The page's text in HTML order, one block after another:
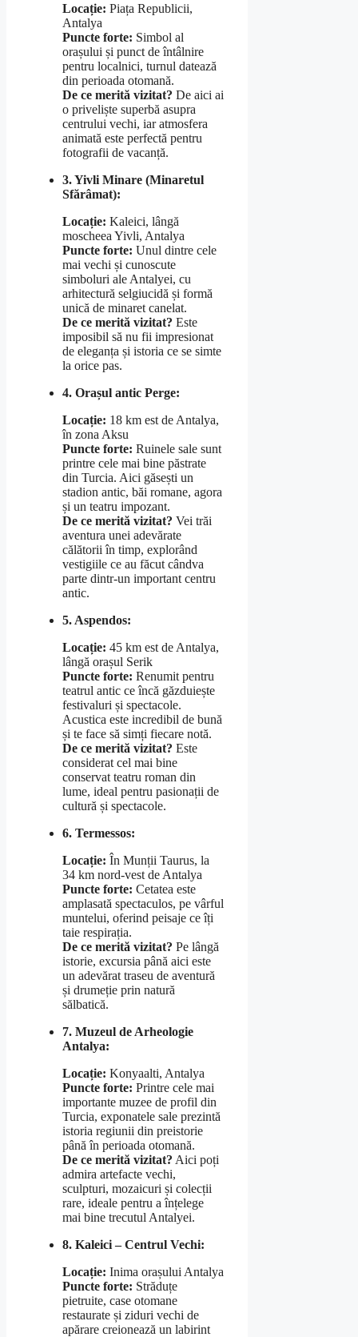
Locație: Piața Republicii,
Antalya
Puncte forte: Simbol al
orașului și punct de întâlnire
pentru localnici, turnul datează
din perioada otomană.
De ce merită vizitat? De aici ai
o priveliște superbă asupra
centrului vechi, iar atmosfera
animată este perfectă pentru
fotografii de vacanță.
3. Yivli Minare (Minaretul
Sfărâmat):
Locație: Kaleici, lângă
moscheea Yivli, Antalya
Puncte forte: Unul dintre cele
mai vechi și cunoscute
simboluri ale Antalyei, cu
arhitectură selgiucidă și formă
unică de minaret canelat.
De ce merită vizitat? Este
imposibil să nu fii impresionat
de eleganța și istoria ce se simte
la orice pas.
4. Orașul antic Perge:
Locație: 18 km est de Antalya,
în zona Aksu
Puncte forte: Ruinele sale sunt
printre cele mai bine păstrate
din Turcia. Aici găsești un
stadion antic, băi romane, agora
și un teatru impozant.
De ce merită vizitat? Vei trăi
aventura unei adevărate
călătorii în timp, explorând
vestigiile ce au făcut cândva
parte dintr-un important centru
antic.
5. Aspendos:
Locație: 45 km est de Antalya,
lângă orașul Serik
Puncte forte: Renumit pentru
teatrul antic ce încă găzduiește
festivaluri și spectacole.
Acustica este incredibil de bună
și te face să simți fiecare notă.
De ce merită vizitat? Este
considerat cel mai bine
conservat teatru roman din
lume, ideal pentru pasionații de
cultură și spectacole.
6. Termessos:
Locație: În Munții Taurus, la
34 km nord-vest de Antalya
Puncte forte: Cetatea este
amplasată spectaculos, pe vârful
muntelui, oferind peisaje ce îți
taie respirația.
De ce merită vizitat? Pe lângă
istorie, excursia până aici este
un adevărat traseu de aventură
și drumeție prin natură
sălbatică.
7. Muzeul de Arheologie
Antalya:
Locație: Konyaalti, Antalya
Puncte forte: Printre cele mai
importante muzee de profil din
Turcia, exponatele sale prezintă
istoria regiunii din preistorie
până în perioada otomană.
De ce merită vizitat? Aici poți
admira artefacte vechi,
sculpturi, mozaicuri și colecții
rare, ideale pentru a înțelege
mai bine trecutul Antalyei.
8. Kaleici – Centrul Vechi:
Locație: Inima orașului Antalya
Puncte forte: Străduțe
pietruite, case otomane
restaurate și ziduri vechi de
apărare creionează un labirint